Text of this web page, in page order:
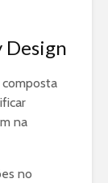
Design
na
no